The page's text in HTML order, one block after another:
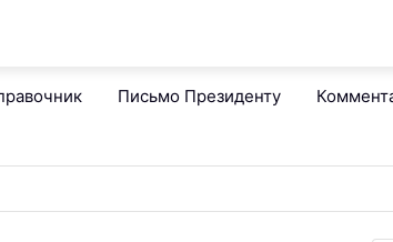
Письмо Президенту